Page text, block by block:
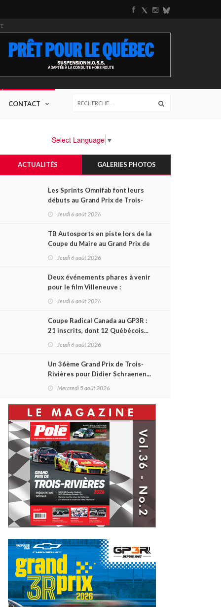
CONTACT
Select Language ▼
ACTUALITÉS GALERIES PHOTOS
Les Sprints Omnifab font leurs
débuts au Grand Prix de Trois-
Rivières avec un format inspiré
Jeudi 6 août 2026
TB Autosports en piste lors de la
Coupe du Maire au Grand Prix de
Trois-Rivières
Jeudi 6 août 2026
Deux événements phares à venir
pour le film Villeneuve :
L'ascension d'une légende (+
Jeudi 6 août 2026
Coupe Radical Canada au GP3R :
21 inscrits, dont 12 Québécois...
et un premier gain d'Antoine
Jeudi 6 août 2026
Un 36ème Grand Prix de Trois-
Rivières pour Didier Schraenen...
et une première en Challenge
Mercredi 5 août 2026